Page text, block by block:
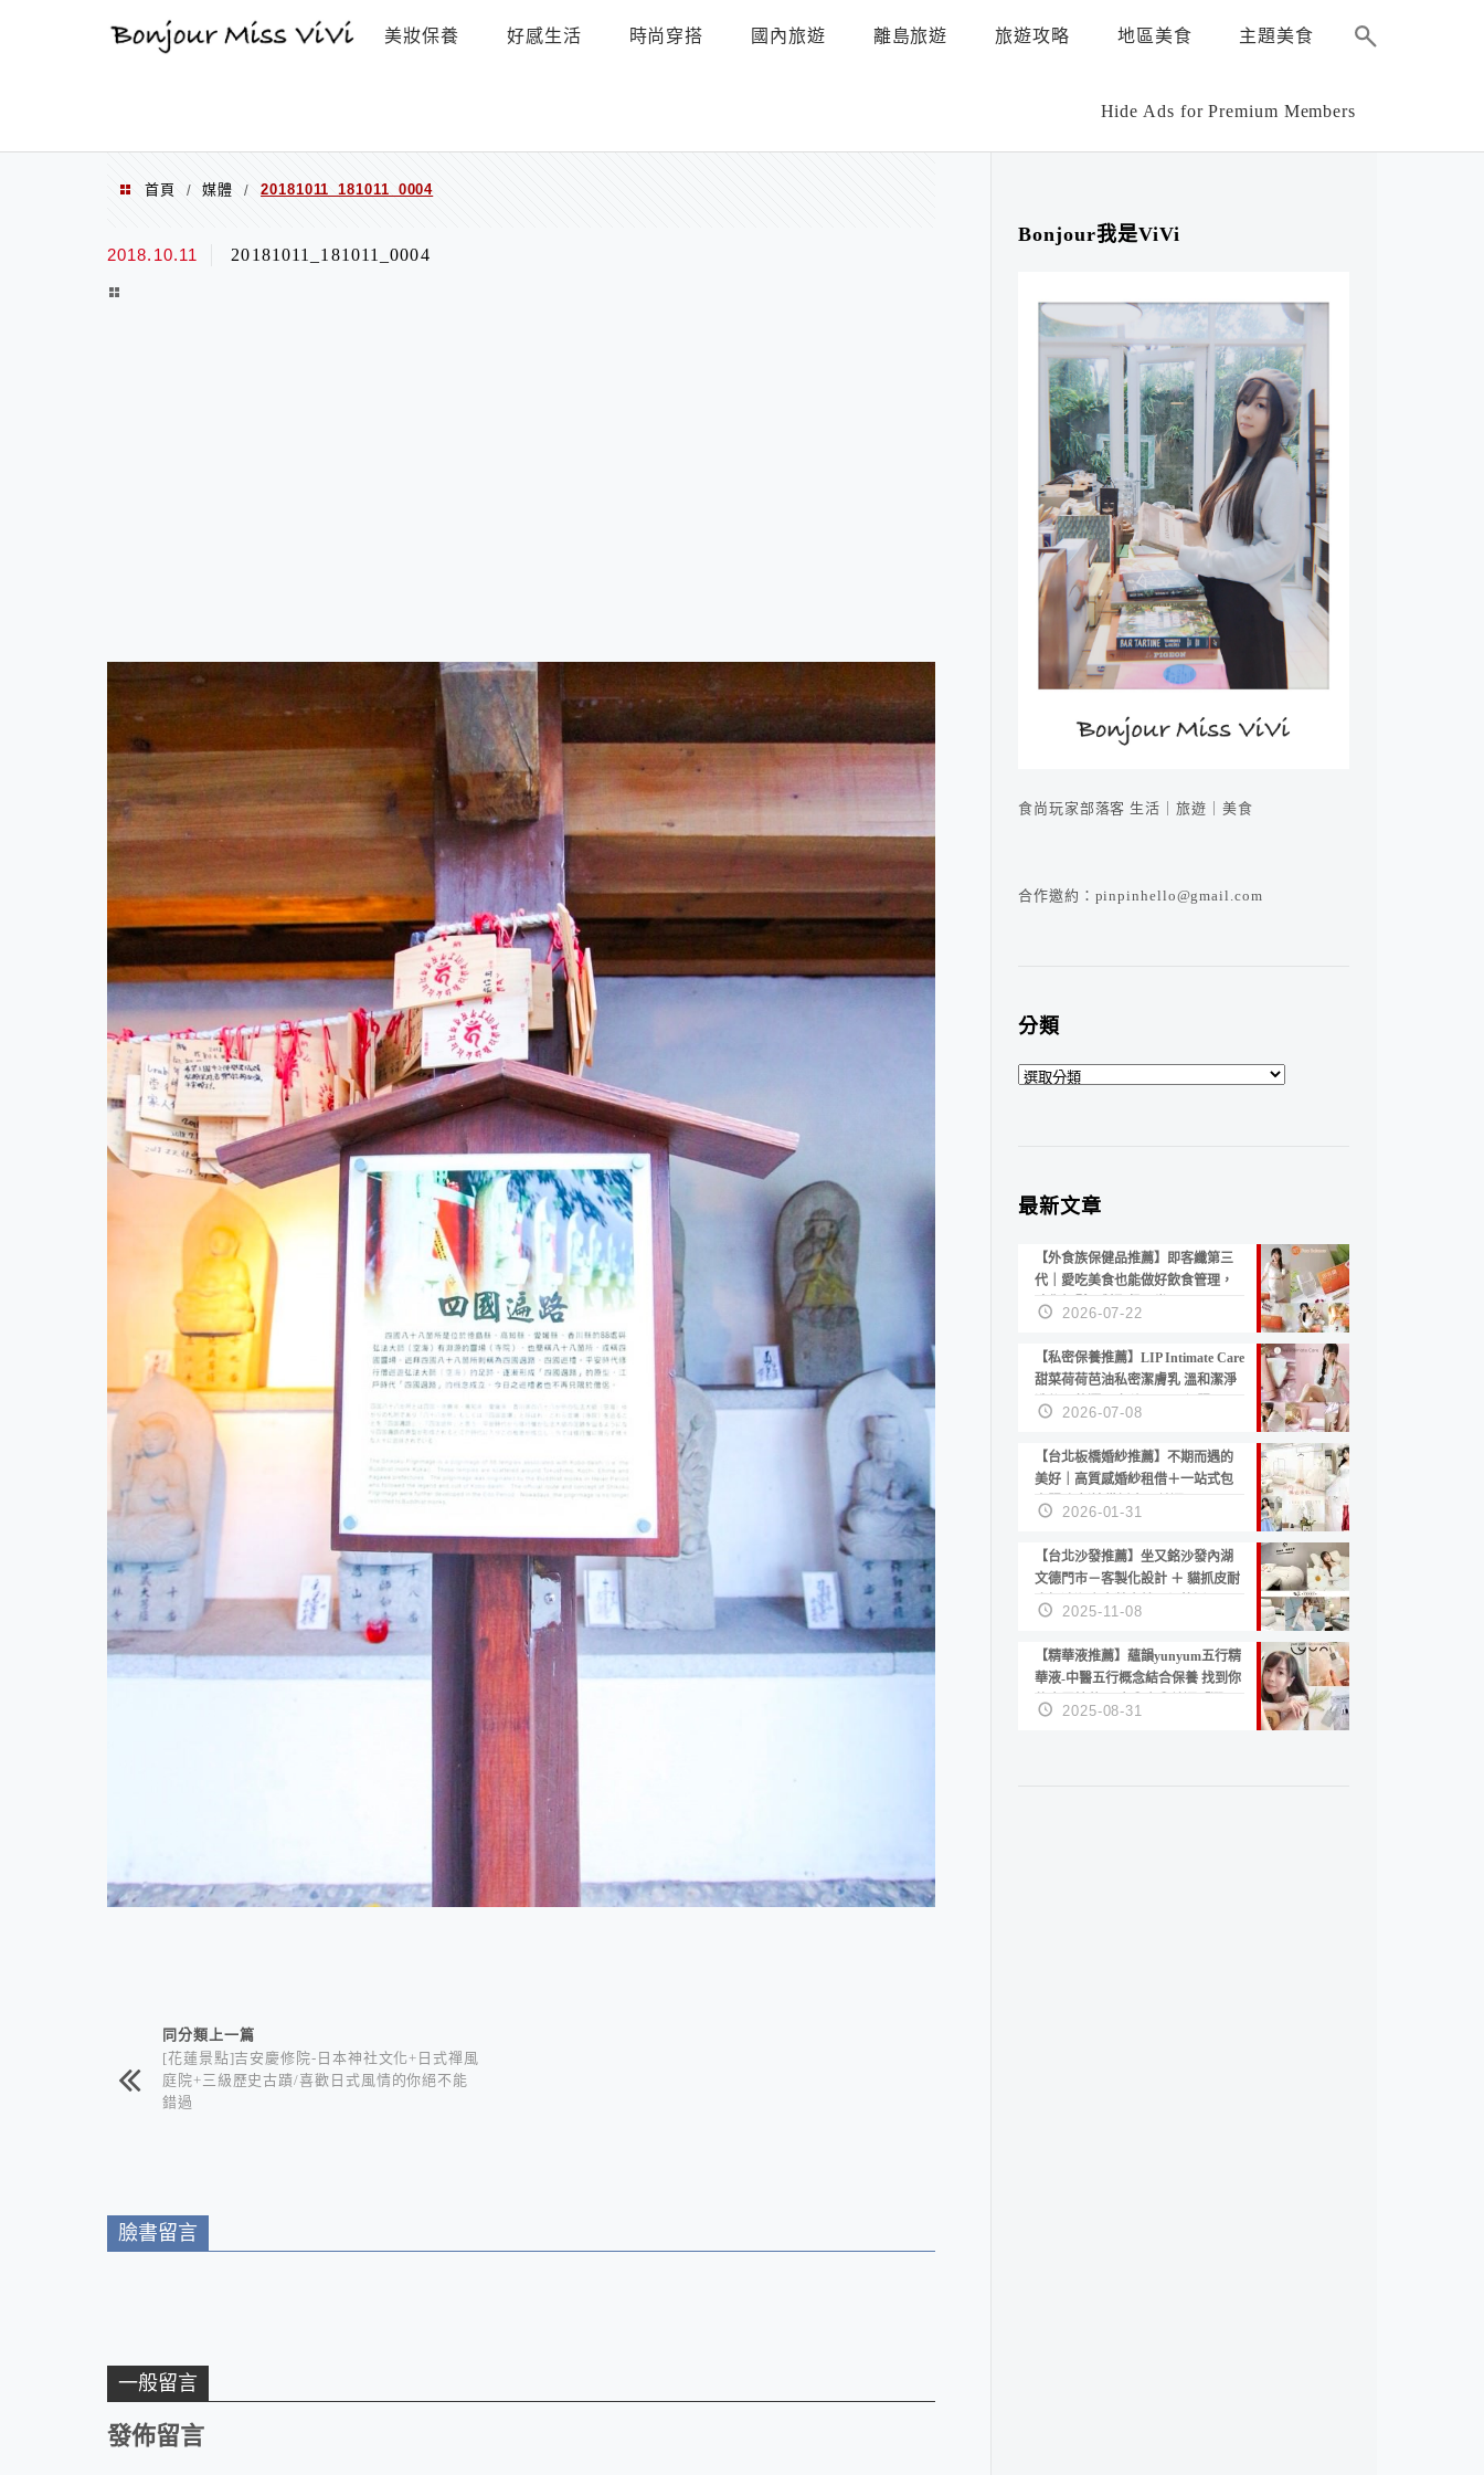
美妝保養 好感生活 時尚穿搭 國內旅遊 離島旅遊 旅遊攻略 地區美食 主題美食
Hide Ads for Premium Members
首頁 / 媒體 / 20181011_181011_0004
2018.10.11 20181011_181011_0004
相連文章同分類上一篇
[花蓮景點]吉安慶修院-日本神社文化+日式禪風
庭院+三級歷史古蹟/喜歡日式風情的你絕不能
錯過
臉書留言
一般留言
發佈留言
Bonjour我是ViVi
食尚玩家部落客 生活｜旅遊｜美食
合作邀約：pinpinhello@gmail.com
分類
分
最新文章
【外食族保健品推薦】即客纖第三
代｜愛吃美食也能做好飲食管理，
陪你輕鬆面對聚餐日常！
2026-07-22
【私密保養推薦】LIP Intimate Care
甜菜荷荷芭油私密潔膚乳 溫和潔淨
洗後不乾澀 不起泡反而更舒服！
2026-07-08
【台北板橋婚紗推薦】不期而遇的
美好｜高質感婚紗租借＋一站式包
套服務 新娘備婚省心首選！
2026-01-31
【台北沙發推薦】坐又銘沙發內湖
文德門市－客製化設計 ＋ 貓抓皮耐
磨好清潔｜直營直銷、價格透明
高CP值打造夢想居家風格
2025-11-08
【精華液推薦】蘊韻yunyum五行精
華液-中醫五行概念結合保養 找到你
的專屬精華！ 水㊀土㊀就選「潤・
賦精華」維持肌膚剛剛好的平衡
2025-08-31